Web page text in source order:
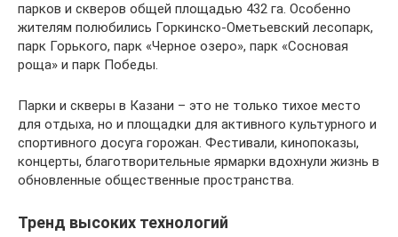
парков и скверов общей площадью 432 га. Особенно
жителям полюбились Горкинско-Ометьевский лесопарк,
парк Горького, парк «Черное озеро», парк «Сосновая
роща» и парк Победы.
Парки и скверы в Казани – это не только тихое место
для отдыха, но и площадки для активного культурного и
спортивного досуга горожан. Фестивали, кинопоказы,
концерты, благотворительные ярмарки вдохнули жизнь в
обновленные общественные пространства.
Тренд высоких технологий